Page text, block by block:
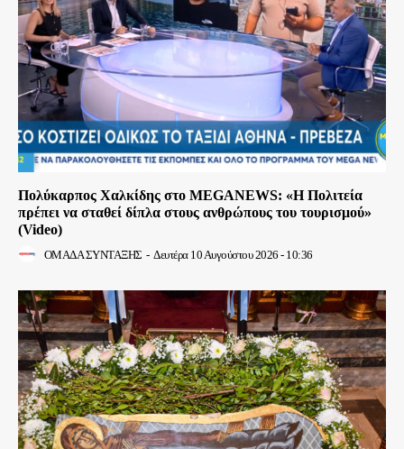
Πολύκαρπος Χαλκίδης στο MEGANEWS: «Η Πολιτεία
πρέπει να σταθεί δίπλα στους ανθρώπους του τουρισμού»
(Video)
ΟΜΑΔΑ ΣΥΝΤΑΞΗΣ - Δευτέρα 10 Αυγούστου 2026 - 10:36